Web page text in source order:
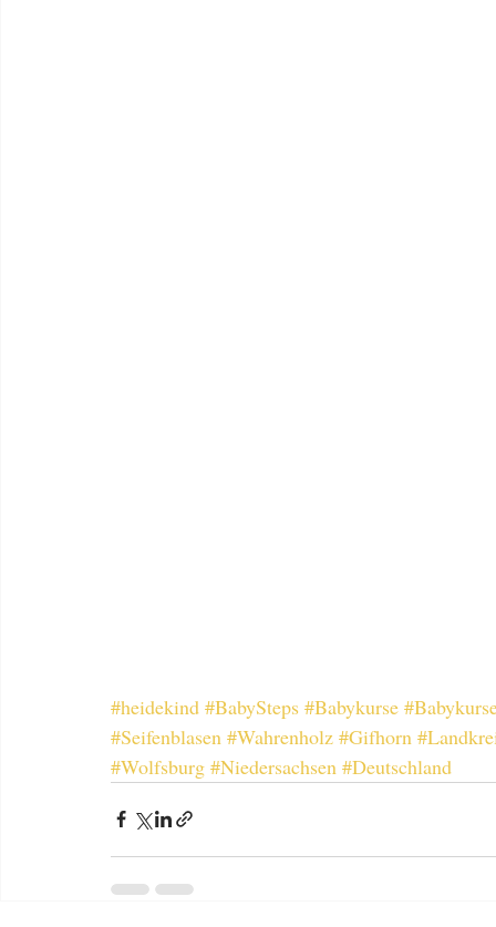
#heidekind #BabySteps #Babykurse
#Seifenblasen #Wahrenholz #Gifhorn
#Wolfsburg #Niedersachsen #Deutschland